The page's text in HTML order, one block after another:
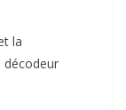
la
décodeur